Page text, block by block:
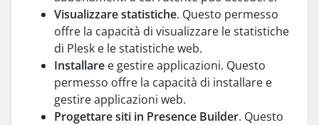
Visualizzare statistiche. Questo permesso
offre la capacità di visualizzare le statistiche
di Plesk e le statistiche web.
Installare e gestire applicazioni. Questo
permesso offre la capacità di installare e
gestire applicazioni web.
Progettare siti in Presence Builder. Questo